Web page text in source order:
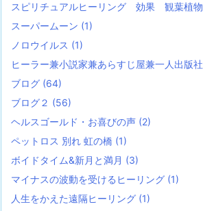
スピリチュアルヒーリング 効果 観葉植物
スーパームーン (1)
ノロウイルス (1)
ヒーラー兼小説家兼あらすじ屋兼一人出版社
ブログ (64)
ブログ２ (56)
ヘルスゴールド・お喜びの声 (2)
ペットロス 別れ 虹の橋 (1)
ボイドタイム&新月と満月 (3)
マイナスの波動を受けるヒーリング (1)
人生をかえた遠隔ヒーリング (1)